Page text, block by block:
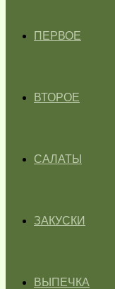
ПЕРВОЕ
ВТОРОЕ
САЛАТЫ
ЗАКУСКИ
ВЫПЕЧКА